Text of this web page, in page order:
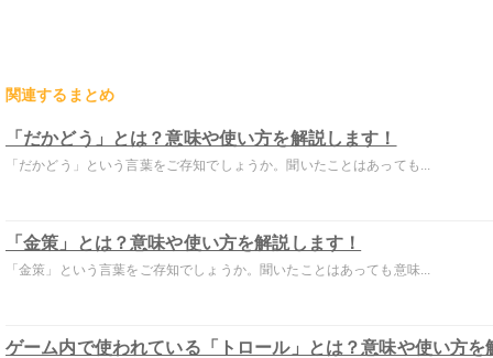
関連するまとめ
「だかどう」とは？意味や使い方を解説します！
「だかどう」という言葉をご存知でしょうか。聞いたことはあっても...
「金策」とは？意味や使い方を解説します！
「金策」という言葉をご存知でしょうか。聞いたことはあっても意味...
ゲーム内で使われている「トロール」とは？意味や使い方を